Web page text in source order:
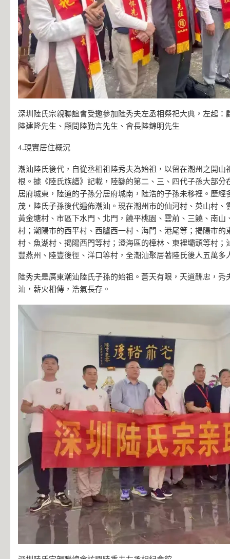
深圳陸氏宗親聯誼會受邀參加陸秀夫左丞相祭祀大典，左起：
陸建隆先生、顧問陸勤言先生、會長陸錦明先生
4.現實居住概況
潮汕陸氏後代，自從丞相祖陸秀夫為始祖，以留在潮州之開山
根。據《陸氏族譜》記載，陸繇的第二、三、四代子孫大部分
居府城東，陸道的子孫分居府城南，陸浩的子孫未移裡。歷經
茂，陸氏子孫後代遍佈潮汕。現在潮州市的仙河村、英山村、
黃金塘村、市區下水門、北門，饒平桃園、雲前、三饒、南山
村；潮陽市的西平村、西臚西一村、海門、港尾等；揭陽市的
村、魚湖村、揭陽西門等村；澄海區的樟林、東裡壩頭等村；
豐燕州、陸豐後徑、洋口等村，全潮汕聚居著陸氏後人五萬多
陸秀夫是廣東潮汕陸氏子孫的始祖。蒼天有眼，天道酬忠，秀
汕，薪火相傳，浩氣長存。